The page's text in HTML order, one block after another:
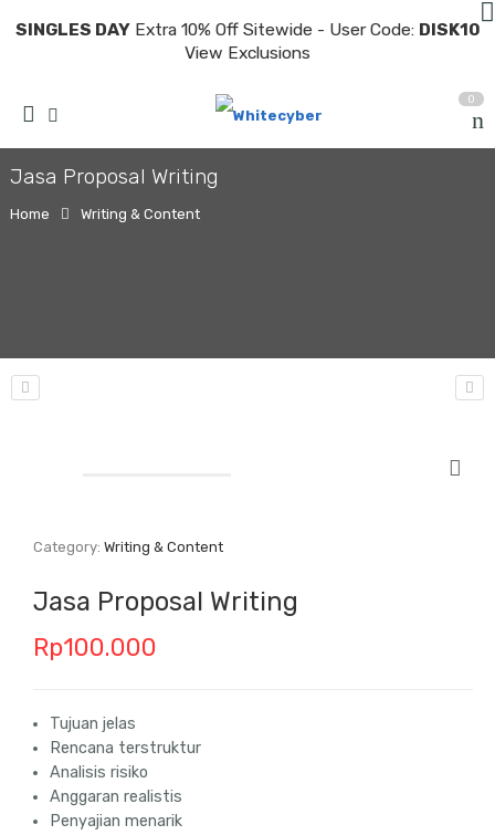
SINGLES DAYExtra 10% Off Sitewide - User Code: DISK10
View Exclusions
0
Jasa Proposal Writing
Home Writing & Content
Category:Writing & Content
Jasa Proposal Writing
Rp100.000
Tujuan jelas
Rencana terstruktur
Analisis risiko
Anggaran realistis
Penyajian menarik